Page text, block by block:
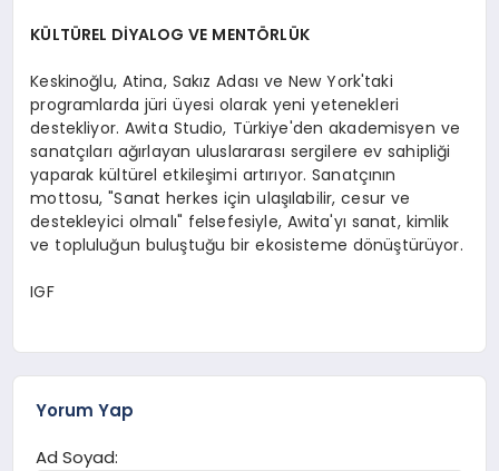
KÜLTÜREL DİYALOG VE MENTÖRLÜK
Keskinoğlu, Atina, Sakız Adası ve New York'taki
programlarda jüri üyesi olarak yeni yetenekleri
destekliyor. Awita Studio, Türkiye'den akademisyen ve
sanatçıları ağırlayan uluslararası sergilere ev sahipliği
yaparak kültürel etkileşimi artırıyor. Sanatçının
mottosu, "Sanat herkes için ulaşılabilir, cesur ve
destekleyici olmalı" felsefesiyle, Awita'yı sanat, kimlik
ve topluluğun buluştuğu bir ekosisteme dönüştürüyor.
IGF
Yorum Yap
Ad Soyad: